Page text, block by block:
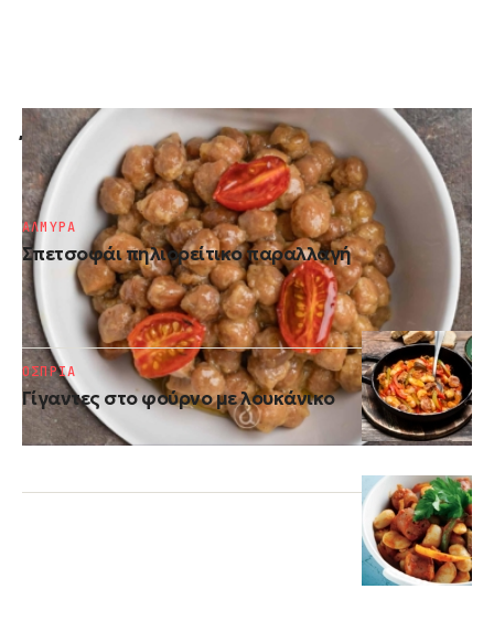
Έξυπνο μυστικό για ρεβίθια και γίγαντες
ΤΑ ΜΥΣΤΙΚΑ ΤΗΣ ΑΡΓΥΡΩΣ
Σπετσοφάι πηλιορείτικο παραλλαγή
ΑΛΜΥΡΑ
Γίγαντες στο φούρνο με λουκάνικο
ΟΣΠΡΙΑ